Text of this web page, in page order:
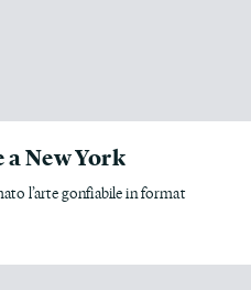
New York
l’arte gonfiabile in format